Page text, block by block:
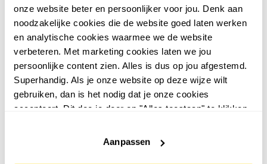
onze website beter en persoonlijker voor jou. Denk aan
noodzakelijke cookies die de website goed laten werken
en analytische cookies waarmee we de website
verbeteren. Met marketing cookies laten we jou
persoonlijke content zien. Alles is dus op jou afgestemd.
Superhandig. Als je onze website op deze wijze wilt
gebruiken, dan is het nodig dat je onze cookies
accepteert. Dit doe je door op "Alles toestaan" te klikken.
website niet optimaal functioneert.
Aanpassen